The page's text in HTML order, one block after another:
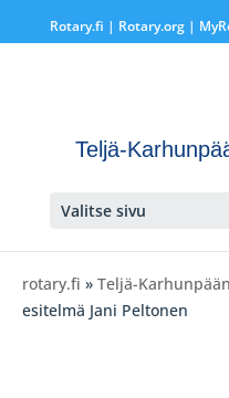
Rotary.fi | Rotary.org|
Teljä-
Valitse sivu
rotary.fi » Teljä-
esitelmä Jani Peltonen